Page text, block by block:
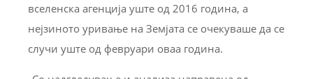
вселенска агенција уште од 2016 година, а
нејзиното уривање на Земјата се очекуваше да се
случи уште од февруари оваа година.